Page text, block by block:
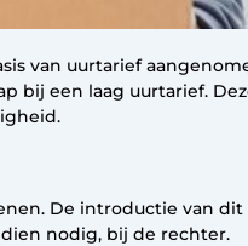
van uurtarief
bij een laag uurtarief.
De introductie van
nodig, bij de rechter.